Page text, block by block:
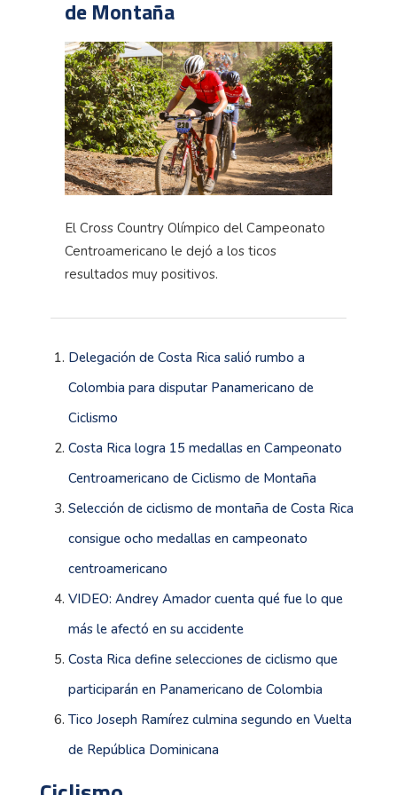
de Montaña
El Cross Country Olímpico del Campeonato
Centroamericano le dejó a los ticos
resultados muy positivos.
Delegación de Costa Rica salió rumbo a
Colombia para disputar Panamericano de
Ciclismo
Costa Rica logra 15 medallas en Campeonato
Centroamericano de Ciclismo de Montaña
Selección de ciclismo de montaña de Costa Rica
consigue ocho medallas en campeonato
centroamericano
VIDEO: Andrey Amador cuenta qué fue lo que
más le afectó en su accidente
Costa Rica define selecciones de ciclismo que
participarán en Panamericano de Colombia
Tico Joseph Ramírez culmina segundo en Vuelta
de República Dominicana